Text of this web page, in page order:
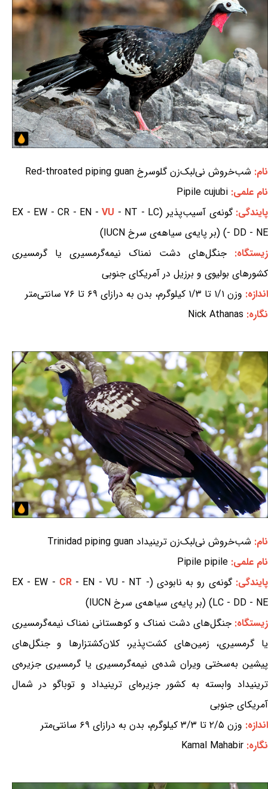
نام: شب‌خروش نی‌لبک‌زن گلوسرخ Red-throated piping guan
نام علمی: Pipile cujubi
پایندگی:گونه‌ی آسیب‌پذیر (EX - EW - CR - EN - VU - NT - LC
- DD - NE) (بر پایه‌ی سیاهه‌ی سرخ IUCN)
زیستگاه: جنگل‌های دشت نمناک نیمه‌گرمسیری یا گرمسیری
کشورهای بولیوی و برزیل در آمریکای جنوبی
اندازه: وزن ۱/۱ تا ۱/۳ کیلوگرم، بدن به درازای ۶۹ تا ۷۶ سانتی‌متر
نگاره: Nick Athanas
نام: شب‌خروش نی‌لبک‌زن ترینیداد Trinidad piping guan
نام علمی: Pipile pipile
پایندگی:گونه‌ی رو به نابودی (EX - EW - CR - EN - VU - NT -
LC - DD - NE) (بر پایه‌ی سیاهه‌ی سرخ IUCN)
زیستگاه:جنگل‌های دشت نمناک و کوهستانی نمناک نیمه‌گرمسیری
یا گرمسیری، زمین‌های کشت‌پذیر، کلان‌کشتزارها و جنگل‌های
پیشین به‌سختی ویران شده‌ی نیمه‌گرمسیری یا گرمسیری جزیره‌ی
ترینیداد وابسته به کشور جزیره‌ای ترینیداد و توباگو در شمال
آمریکای جنوبی
اندازه: وزن ۲/۵ تا ۳/۳ کیلوگرم، بدن به درازای ۶۹ سانتی‌متر
نگاره: Kamal Mahabir